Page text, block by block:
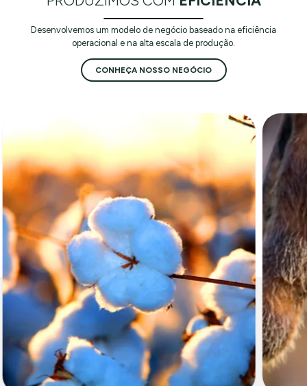
Desenvolvemos um modelo de negócio baseado na eficiência
operacional e na alta escala de produção.
CONHEÇA NOSSO NEGÓCIO